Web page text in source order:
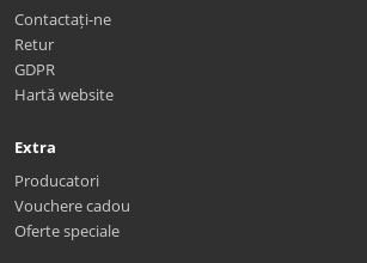
Contactați-ne
Retur
GDPR
Hartă website
Extra
Producatori
Vouchere cadou
Oferte speciale